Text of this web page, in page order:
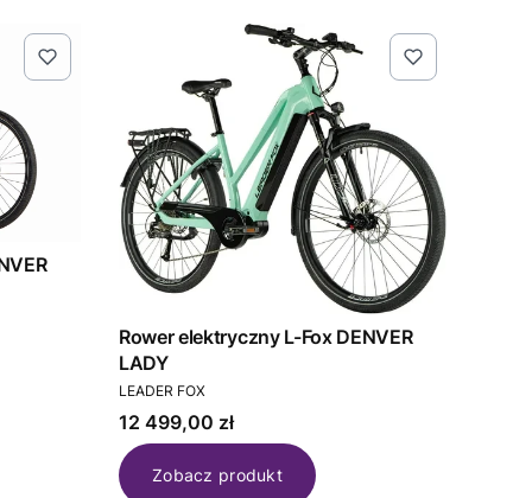
Rower elektryczny L-Fox DENVER
LADY
PRODUCENT
LEADER FOX
Cena
12 499,00 zł
Zobacz produkt